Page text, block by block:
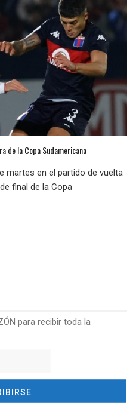
de la Copa Sudamericana
martes en el partido de vuelta
final de la Copa
para recibir toda la